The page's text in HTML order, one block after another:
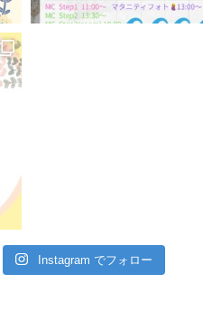
Instagram でフォロー